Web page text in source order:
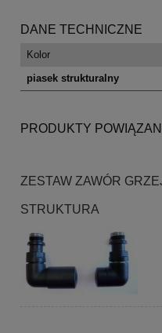
DANE TECHNICZNE
Kolor
piasek strukturalny
PRODUKTY
ZESTAW ZAWÓR
STRUKTURA